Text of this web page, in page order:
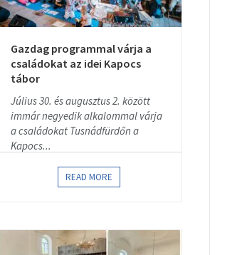
Gazdag programmal várja a
családokat az idei Kapocs
tábor
Július 30. és augusztus 2. között
immár negyedik alkalommal várja
a családokat Tusnádfürdőn a
Kapocs...
READ MORE